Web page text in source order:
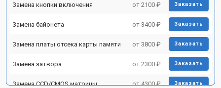
Замена кнопки включения от 2100 ₽ Заказать
Замена байонета от 3400 ₽ Заказать
Замена платы отсека карты памяти от 3800 ₽ Заказать
Замена затвора от 2300 ₽ Заказать
Замена CCD/CMOS матрицы от 4300 ₽ Заказать